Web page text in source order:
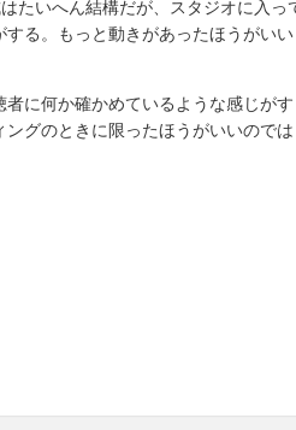
たいへん結構だが、スタジオに入っ
る。もっと動きがあったほうがいい
に何か確かめているような感じがす
グのときに限ったほうがいいのでは